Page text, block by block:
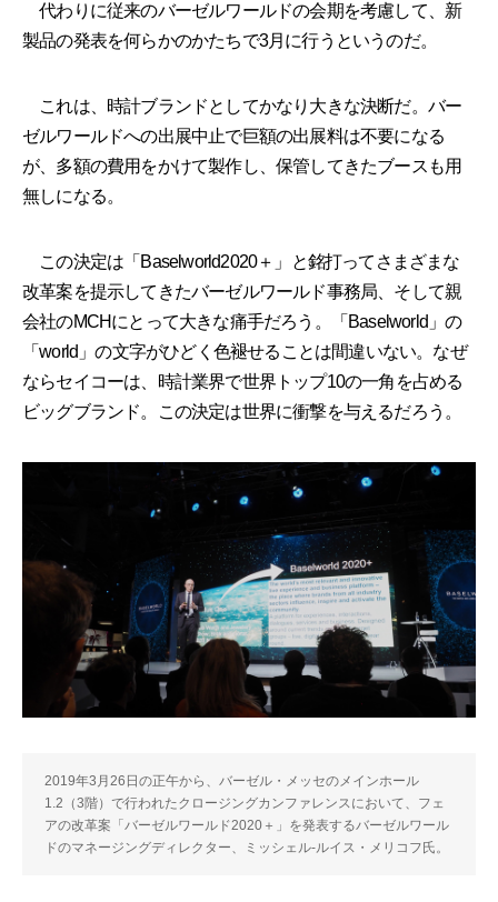
代わりに従来のバーゼルワールドの会期を考慮して、新
製品の発表を何らかのかたちで3月に行うというのだ。
これは、時計ブランドとしてかなり大きな決断だ。バー
ゼルワールドへの出展中止で巨額の出展料は不要になる
が、多額の費用をかけて製作し、保管してきたブースも用
無しになる。
この決定は「Baselworld2020＋」と銘打ってさまざまな
改革案を提示してきたバーゼルワールド事務局、そして親
会社のMCHにとって大きな痛手だろう。「Baselworld」の
「world」の文字がひどく色褪せることは間違いない。なぜ
ならセイコーは、時計業界で世界トップ10の一角を占める
ビッグブランド。この決定は世界に衝撃を与えるだろう。
2019年3月26日の正午から、バーゼル・メッセのメインホール
1.2（3階）で行われたクロージングカンファレンスにおいて、フェ
アの改革案「バーゼルワールド2020＋」を発表するバーゼルワール
ドのマネージングディレクター、ミッシェル-ルイス・メリコフ氏。